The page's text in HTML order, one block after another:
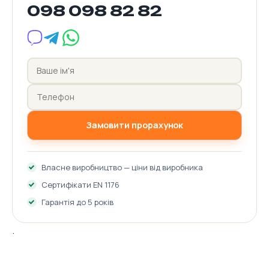
098 098 82 82
Замовити прорахунок
Власне виробництво — ціни від виробника
Сертифікати EN 1176
Гарантія до 5 років
.